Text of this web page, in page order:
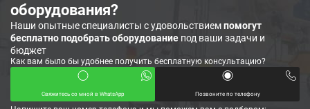
оборудования?
Наши опытные специалисты с удовольствиемпомогут
бесплатно подобрать оборудование под ваши задачи и
бюджет
Как вам было бы удобнее получить бесплатную консультацию?
Свяжитесь со мной в WhatsApp Позвоните по телефону